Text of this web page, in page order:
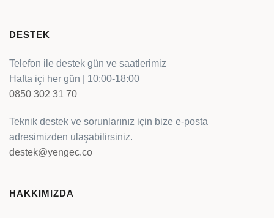
DESTEK
Telefon ile destek gün ve saatlerimiz
Hafta içi her gün | 10:00-18:00
0850 302 31 70
Teknik destek ve sorunlarınız için bize e-posta
adresimizden ulaşabilirsiniz.
destek@yengec.co
HAKKIMIZDA